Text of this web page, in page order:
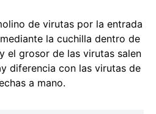
de virutas por la entrada
la cuchilla dentro de
el grosor de las virutas salen
diferencia con las virutas de
a mano.